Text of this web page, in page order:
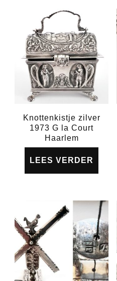
Knottenkistje zilver
1973 G la Court
Haarlem
LEES VERDER